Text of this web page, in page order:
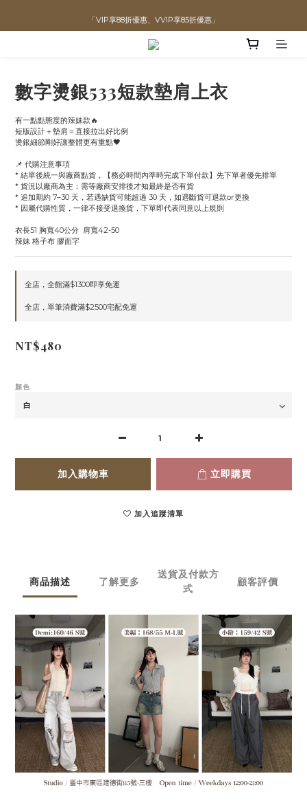
直播喊單享更優惠價格！！
「VIP享88折優惠、VVIP享85折優惠」
全館滿$1300即可享「免運」♡♡
數字燙銀533短款墊肩上衣
有一點點態度的辣妹款🔥
短版設計＋墊肩＝直接拉出好比例
燙銀細節剛好讓整體更有重點🖤
📌 代購注意事項
* 結單後統一與廠商點貨，【務必時間內準時完成下單付款】先下單者優先排單
* 貨況以廠商為主：需等廠商安排後才知最終是否有貨
* 追加期約 7–30 天，若遇缺貨可能超過 30 天，如遇斷貨可退款or更換
* 因屬代購性質，一律不接受退換貨，下單即代表同意以上規則
衣長51 胸寬40公分  肩寬42-50
辣妹 格子布 膠面字
全店，全館滿$1300即享免運
全店，單筆消費滿$2500宅配免運
NT$480
顏色
加入購物車 立即購買
加入追蹤清單
商品描述 了解更多
送貨及付款方
式
顧客評價